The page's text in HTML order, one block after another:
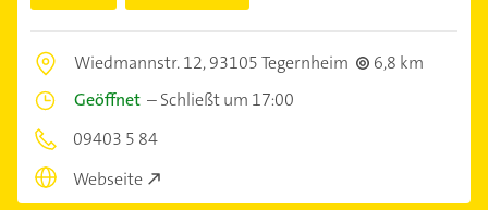
Wiedmannstr. 12,93105 Tegernheim
6,8 km
Geöffnet –Schließt um 17:00
09403 5 84
Webseite